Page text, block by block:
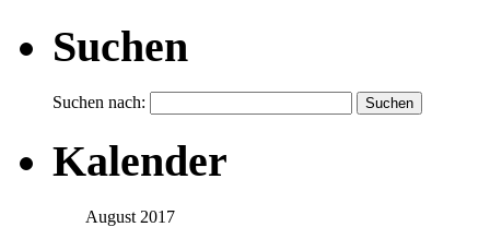
Suchen
Suchen nach:
Kalender
August 2017